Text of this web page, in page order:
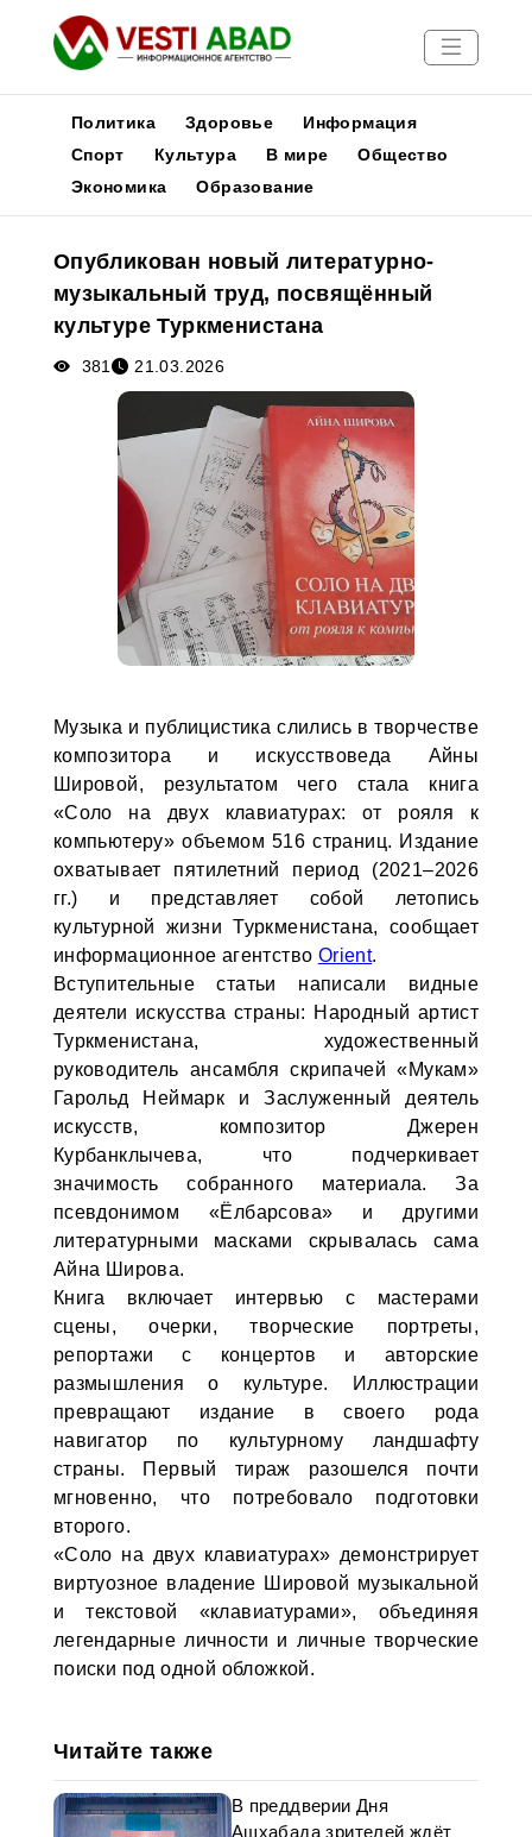
Новости
Медиа
Афиша
Политика Здоровье
Информация
Спорт
Культура В мире
Общество
Экономика
Образование
Опубликован новый литературно-
музыкальный труд, посвящённый
культуре Туркменистана
381 21.03.2026
Музыка и публицистика слились в творчестве
композитора и искусствоведа Айны
Шировой, результатом чего стала книга
«Соло на двух клавиатурах: от рояля к
компьютеру» объемом 516 страниц. Издание
охватывает пятилетний период (2021–2026
гг.) и представляет собой летопись
культурной жизни Туркменистана, сообщает
информационное агентство Orient.
Вступительные статьи написали видные
деятели искусства страны: Народный артист
Туркменистана, художественный
руководитель ансамбля скрипачей «Мукам»
Гарольд Неймарк и Заслуженный деятель
искусств, композитор Джерен
Курбанклычева, что подчеркивает
значимость собранного материала. За
псевдонимом «Ёлбарсова» и другими
литературными масками скрывалась сама
Айна Широва.
Книга включает интервью с мастерами
сцены, очерки, творческие портреты,
репортажи с концертов и авторские
размышления о культуре. Иллюстрации
превращают издание в своего рода
навигатор по культурному ландшафту
страны. Первый тираж разошелся почти
мгновенно, что потребовало подготовки
второго.
«Соло на двух клавиатурах» демонстрирует
виртуозное владение Шировой музыкальной
и текстовой «клавиатурами», объединяя
легендарные личности и личные творческие
поиски под одной обложкой.
Читайте также
В преддверии Дня
Ашхабада зрителей ждёт